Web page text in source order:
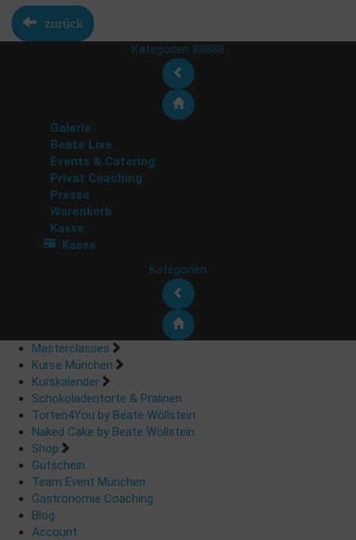
zurück
Kategorien 88888
Galerie
Beate Live
Events & Catering
Privat Coaching
Presse
Warenkorb
Kasse
Kasse
Kategorien
Masterclasses
Kurse München
Kurskalender
Schokoladentorte & Pralinen
Torten4You by Beate Wöllstein
Naked Cake by Beate Wöllstein
Shop
Gutschein
Team Event München
Gastronomie Coaching
Blog
Account